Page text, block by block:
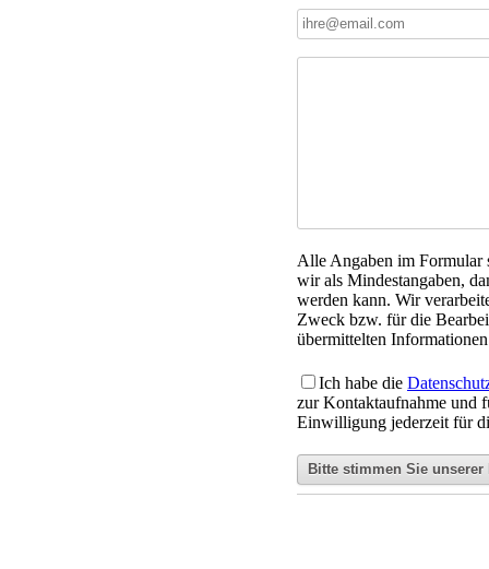
Alle Angaben im Formular
wir als Mindestangaben,
werden kann. Wir
Zweck bzw. für die
übermittelten
Ich habe die
zur Kontaktaufnahme und
Einwilligung jederzeit für